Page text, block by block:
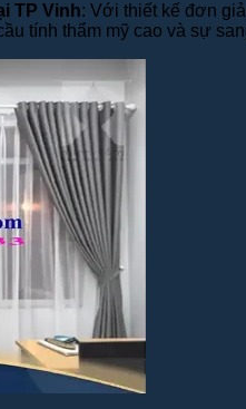
TP Vinh: Với thiết kế đơn
tính thẩm mỹ cao và sự